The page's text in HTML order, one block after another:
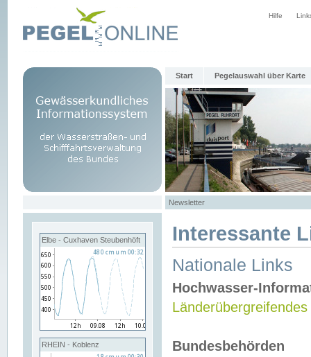
Hilfe
Start Pegelauswahl über Karte
Newsletter
Elbe - Cuxhaven Steubenhöft
RHEIN - Koblenz
Interessante
Nationale Links
Hochwasser-
Bundesbehörden